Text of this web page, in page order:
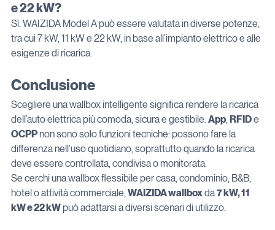
e 22 kW?
Sì. WAIZIDA Model A può essere valutata in diverse potenze,
tra cui 7 kW, 11 kW e 22 kW, in base all’impianto elettrico e alle
esigenze di ricarica.
Conclusione
Scegliere una wallbox intelligente significa rendere la ricarica
dell’auto elettrica più comoda, sicura e gestibile. App, RFID e
OCPP non sono solo funzioni tecniche: possono fare la
differenza nell’uso quotidiano, soprattutto quando la ricarica
deve essere controllata, condivisa o monitorata.
Se cerchi una wallbox flessibile per casa, condominio, B&B,
hotel o attività commerciale, WAIZIDA wallbox da 7 kW, 11
kW e 22 kW può adattarsi a diversi scenari di utilizzo.